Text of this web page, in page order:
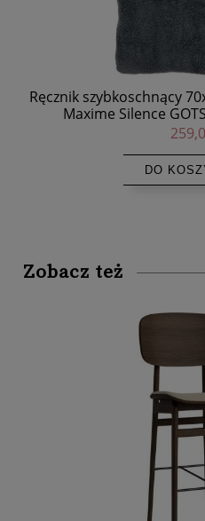
Ręcznik szybkoschnący
Maxime Silence
DO
Zobacz też